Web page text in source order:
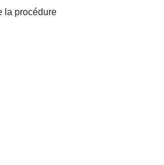
la procédure